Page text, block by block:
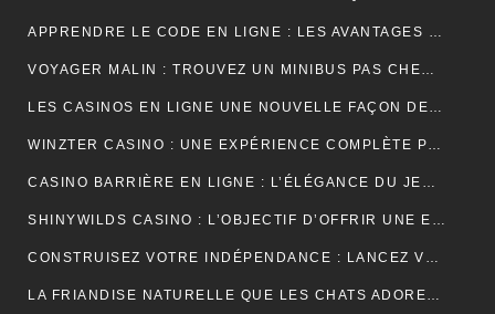
APPRENDRE LE CODE EN LIGNE : LES AVANTAGES D’UNE FORMATION ENTIÈREMENT NUMÉRIQUE
VOYAGER MALIN : TROUVEZ UN MINIBUS PAS CHER POUR VOS DÉPLACEMENTS EN GROUPE
LES CASINOS EN LIGNE UNE NOUVELLE FAÇON DE VIVRE LE JEU
WINZTER CASINO : UNE EXPÉRIENCE COMPLÈTE POUR LES AMATEURS DE JEUX EN LIGNE
CASINO BARRIÈRE EN LIGNE : L’ÉLÉGANCE DU JEU NUMÉRIQUE AU SERVICE DES JOUEURS MODERNES
SHINYWILDS CASINO : L’OBJECTIF D’OFFRIR UNE EXPÉRIENCE DE JEU EXCEPTIONNELLE ET SÉCURISÉE
CONSTRUISEZ VOTRE INDÉPENDANCE : LANCEZ VOTRE ACTIVITÉ DE MARCHAND DE BIENS OU AGENT IMMOBILIER
LA FRIANDISE NATURELLE QUE LES CHATS ADORENT : AVANTAGES ET CONSEILS